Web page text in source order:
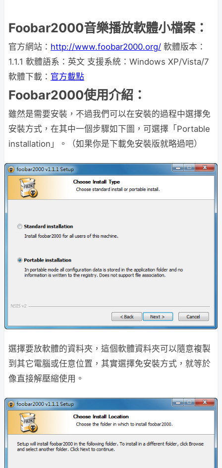
Foobar2000音樂播放軟體小檔案：
官方網站： http://www.foobar2000.org/ 軟體版本：
1.1.1 軟體語系：英文 支援系統：Windows XP/Vista/7
軟體下載： 官方載點
Foobar2000使用介紹：
雖然是需要安裝，不過我們可以在安裝的過程中選擇免
安裝方式，在其中一個步驟如下圖，可選擇「Portable
installation」。（如果你是下載免安裝版就略過吧）
選擇要放軟體的資料夾，這個軟體資料夾可以隨意複製
到其它電腦或任意位置，其實選擇免安裝方式，就等於
像直接解壓縮使用。